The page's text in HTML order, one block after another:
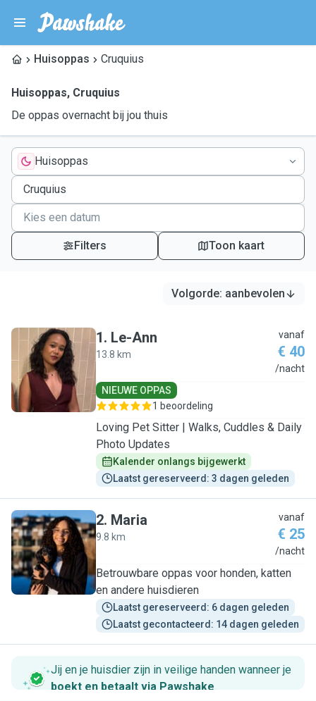
Huisoppas Cruquius
Huisoppas, Cruquius
De oppas overnacht bij jou thuis
Huisoppas
Filters Toon kaart
Volgorde: aanbevolen
L
1. Le-Ann
13.8 km
vanaf
€ 40
/nacht
NIEUWE OPPAS
1 beoordeling
Loving Pet Sitter | Walks, Cuddles & Daily
Photo Updates
Kalender onlangs bijgewerkt
Laatst gereserveerd: 3 dagen geleden
M
2. Maria
9.8 km
vanaf
€ 25
/nacht
Betrouwbare oppas voor honden, katten
en andere huisdieren
Laatst gereserveerd: 6 dagen geleden
Laatst gecontacteerd: 14 dagen geleden
Jij en je huisdier zijn in veilige handen wanneer je
boekt en betaalt via Pawshake.